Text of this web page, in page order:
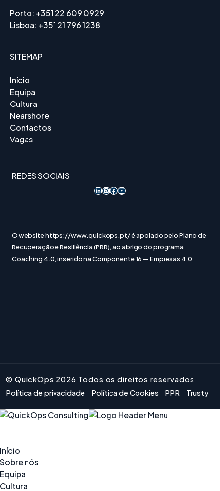
Porto: +351 22 609 0929
Lisboa: +351 21 796 1238
SITEMAP
Início
Equipa
Cultura
Nearshore
Contactos
Vagas
REDES SOCIAIS
LinkedIn InstagramAcesso ao Facebook YouTube
O website https://www.quickops.pt/ é apoiado pelo Plano de
Recuperação e Resiliência (PRR), ao abrigo do programa
Coaching 4.0, inserido na Componente 16 — Empresas 4.0.
© QuickOps 2026 Todos os direitos reservados
Política de privacidade
Política de Cookies PPR Trusty
Início
Sobre nós
Equipa
Cultura